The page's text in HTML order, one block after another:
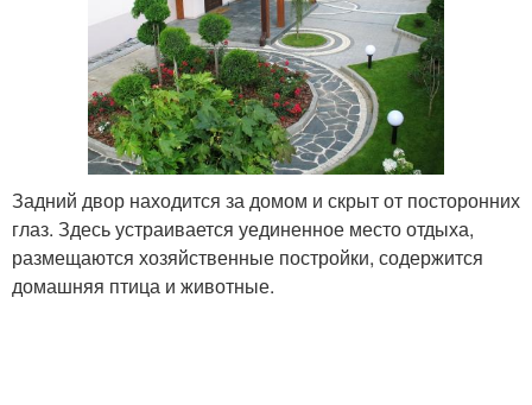
Задний двор находится за домом и скрыт от посторонних
глаз. Здесь устраивается уединенное место отдыха,
размещаются хозяйственные постройки, содержится
домашняя птица и животные.